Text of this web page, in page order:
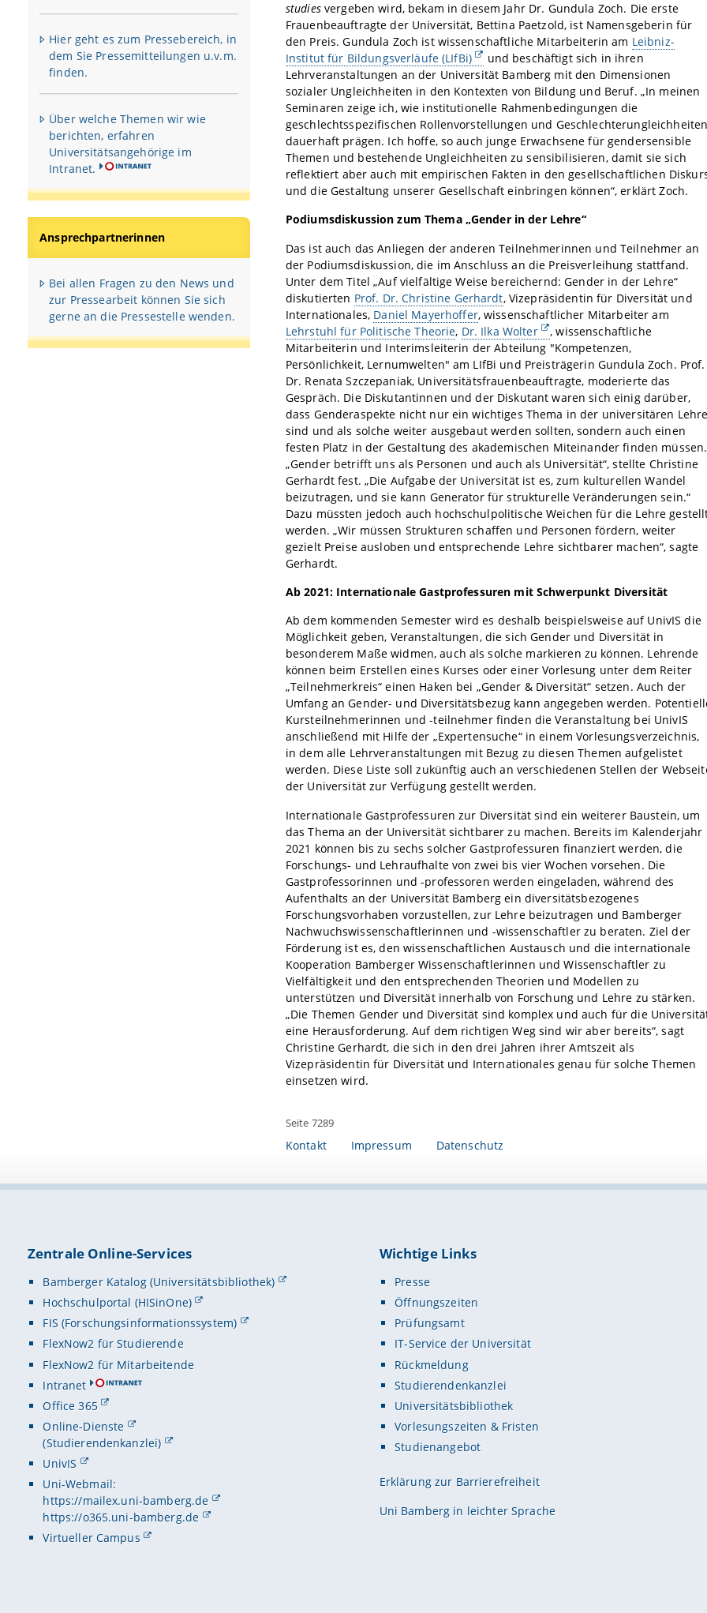
Hier geht es zum Pressebereich, in
dem Sie Pressemitteilungen u.v.m.
finden.
Über welche Themen wir wie
berichten, erfahren
Universitätsangehörige im
Intranet.
Ansprechpartnerinnen
Bei allen Fragen zu den News und
zur Pressearbeit können Sie sich
gerne an die Pressestelle wenden.
studiesvergeben wird, bekam in diesem Jahr Dr. Gundula Zoch. Die erste
Frauenbeauftragte der Universität, Bettina Paetzold, ist Namensgeberin für
den Preis. Gundula Zoch ist wissenschaftliche Mitarbeiterin am Leibniz-
Institut für Bildungsverläufe (LIfBi)
und beschäftigt sich in ihren
Lehrveranstaltungen an der Universität Bamberg mit den Dimensionen
sozialer Ungleichheiten in den Kontexten von Bildung und Beruf. „In meinen
Seminaren zeige ich, wie institutionelle Rahmenbedingungen die
geschlechtsspezifischen Rollenvorstellungen und
dauerhaft prägen. Ich hoffe, so auch junge Erwachsene für gendersensible
Themen und bestehende Ungleichheiten zu sensibilisieren, damit sie sich
reflektiert aber auch mit empirischen Fakten in den gesellschaftlichen
und die Gestaltung unserer Gesellschaft einbringen können“, erklärt Zoch.
Podiumsdiskussion zum Thema „Gender in der Lehre“
Das ist auch das Anliegen der anderen Teilnehmerinnen und Teilnehmer an
der Podiumsdiskussion, die im Anschluss an die Preisverleihung stattfand.
Unter dem Titel „Auf vielfältige Weise bereichernd: Gender in der Lehre“
diskutierten Prof. Dr. Christine Gerhardt, Vizepräsidentin für Diversität und
Internationales, Daniel Mayerhoffer, wissenschaftlicher Mitarbeiter am
Lehrstuhl für Politische Theorie, Dr. Ilka Wolter
, wissenschaftliche
Mitarbeiterin und Interimsleiterin der Abteilung "Kompetenzen,
Persönlichkeit, Lernumwelten" am LIfBi und Preisträgerin Gundula Zoch. Prof.
Dr. Renata Szczepaniak, Universitätsfrauenbeauftragte, moderierte das
Gespräch. Die Diskutantinnen und der Diskutant waren sich einig darüber,
dass Genderaspekte nicht nur ein wichtiges Thema in der universitären
sind und als solche weiter ausgebaut werden sollten, sondern auch einen
festen Platz in der Gestaltung des akademischen Miteinander finden müssen.
„Gender betrifft uns als Personen und auch als Universität“, stellte Christine
Gerhardt fest. „Die Aufgabe der Universität ist es, zum kulturellen Wandel
beizutragen, und sie kann Generator für strukturelle Veränderungen sein.“
Dazu müssten jedoch auch hochschulpolitische Weichen für die Lehre
werden. „Wir müssen Strukturen schaffen und Personen fördern, weiter
gezielt Preise ausloben und entsprechende Lehre sichtbarer machen“, sagte
Gerhardt.
Ab 2021: Internationale Gastprofessuren mit Schwerpunkt Diversität
Ab dem kommenden Semester wird es deshalb beispielsweise auf UnivIS die
Möglichkeit geben, Veranstaltungen, die sich Gender und Diversität in
besonderem Maße widmen, auch als solche markieren zu können. Lehrende
können beim Erstellen eines Kurses oder einer Vorlesung unter dem Reiter
„Teilnehmerkreis“ einen Haken bei „Gender & Diversität“ setzen. Auch der
Umfang an Gender- und Diversitätsbezug kann angegeben werden.
Kursteilnehmerinnen und -teilnehmer finden die Veranstaltung bei UnivIS
anschließend mit Hilfe der „Expertensuche“ in einem Vorlesungsverzeichnis,
in dem alle Lehrveranstaltungen mit Bezug zu diesen Themen aufgelistet
werden. Diese Liste soll zukünftig auch an verschiedenen Stellen der
der Universität zur Verfügung gestellt werden.
Internationale Gastprofessuren zur Diversität sind ein weiterer Baustein, um
das Thema an der Universität sichtbarer zu machen. Bereits im Kalenderjahr
2021 können bis zu sechs solcher Gastprofessuren finanziert werden, die
Forschungs- und Lehraufhalte von zwei bis vier Wochen vorsehen. Die
Gastprofessorinnen und -professoren werden eingeladen, während des
Aufenthalts an der Universität Bamberg ein diversitätsbezogenes
Forschungsvorhaben vorzustellen, zur Lehre beizutragen und Bamberger
Nachwuchswissenschaftlerinnen und -wissenschaftler zu beraten. Ziel der
Förderung ist es, den wissenschaftlichen Austausch und die internationale
Kooperation Bamberger Wissenschaftlerinnen und Wissenschaftler zu
Vielfältigkeit und den entsprechenden Theorien und Modellen zu
unterstützen und Diversität innerhalb von Forschung und Lehre zu stärken.
„Die Themen Gender und Diversität sind komplex und auch für die
eine Herausforderung. Auf dem richtigen Weg sind wir aber bereits“, sagt
Christine Gerhardt, die sich in den drei Jahren ihrer Amtszeit als
Vizepräsidentin für Diversität und Internationales genau für solche Themen
einsetzen wird.
Seite 7289
Kontakt Impressum Datenschutz
Zentrale Online-Services
Bamberger Katalog (Universitätsbibliothek)
Hochschulportal (HISinOne)
FIS (Forschungsinformationssystem)
FlexNow2 für Studierende
FlexNow2 für Mitarbeitende
Intranet
Office 365
Online-Dienste
(Studierendenkanzlei)
UnivIS
Uni-Webmail:
https://mailex.uni-bamberg.de
https://o365.uni-bamberg.de
Virtueller Campus
Wichtige Links
Presse
Öffnungszeiten
Prüfungsamt
IT-Service der Universität
Rückmeldung
Studierendenkanzlei
Universitätsbibliothek
Vorlesungszeiten & Fristen
Studienangebot
Erklärung zur Barrierefreiheit
Uni Bamberg in leichter Sprache